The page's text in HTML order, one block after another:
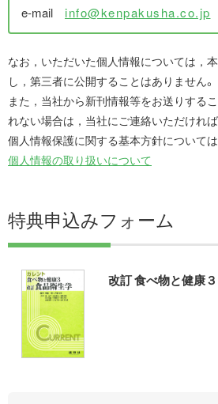
e-mail info@kenpakusha.co.jp
なお，いただいた個人情報については，
し，第三者に公開することはありません。
また，当社から新刊情報等をお送りする
れない場合は，当社にご連絡いただけれ
個人情報保護に関する基本方針について
個人情報の取り扱いについて
特典申込みフォーム
改訂 食べ物と健康